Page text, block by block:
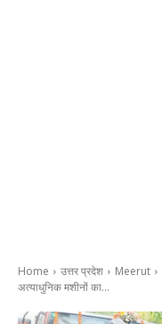
Home उत्तर प्रदेश Meerut
अत्याधुनिक मशीनों का...